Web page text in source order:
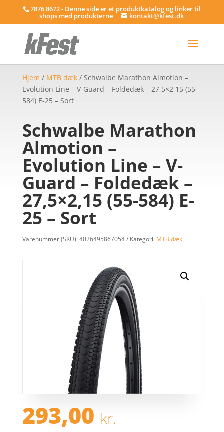
7876 8672 - Denne side er et produktkatalog og linker til
shops med produkterne kontakt@kfest.dk
Hjem / MTB dæk/ Schwalbe Marathon Almotion –
Evolution Line – V-Guard – Foldedæk – 27,5×2,15 (55-
584) E-25 – Sort
Schwalbe Marathon
Almotion –
Evolution Line – V-
Guard – Foldedæk –
27,5×2,15 (55-584) E-
25 – Sort
Varenummer (SKU):4026495867054 Kategori: MTB dæk
293,00 kr.